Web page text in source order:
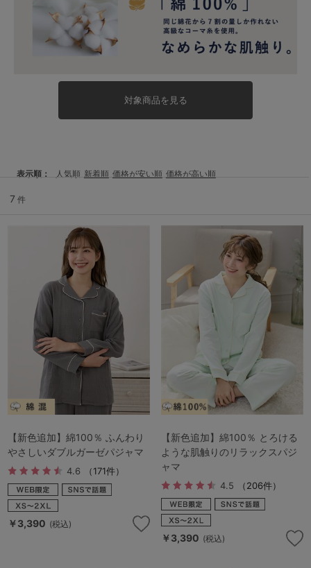
対象商品を見る
表示順 人気順 新着順 価格が安い順 価格が高い順
7 件
【新色追加】綿100％ ふんわり
やさしいダブルガーゼパジャマ
4.6 （171件）
￥3,390 (税込)
【新色追加】綿100％ とろける
ような肌触りのリラックスパジ
ャマ
4.5 （206件）
￥3,390 (税込)